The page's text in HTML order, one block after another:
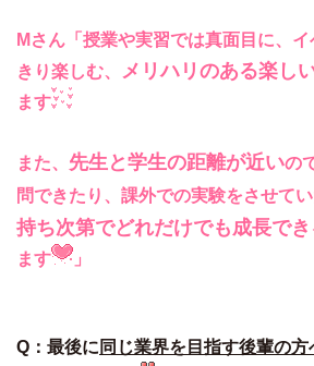
Mさん「授業や実習では真面目に、
きり楽しむ、 メリハリのある楽し
ます
また、 先生と学生の距離が近いの
問できたり、課外での実験をさせてい
持ち次第でどれだけでも成長で
ます
」
Q：最後に 同じ業界を目指す後輩の